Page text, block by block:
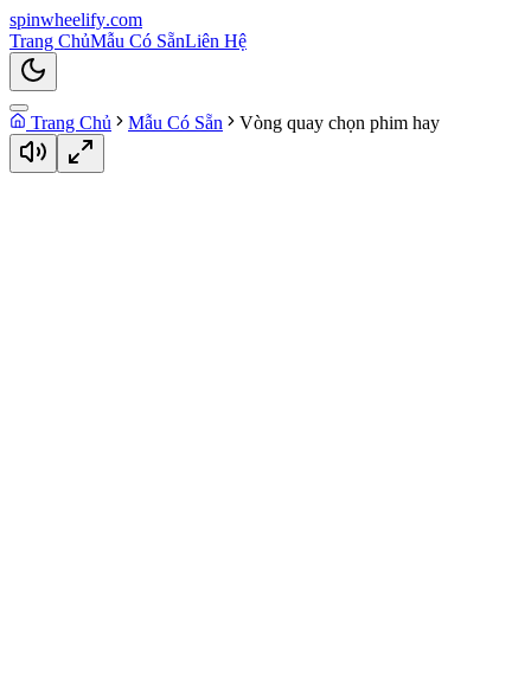
spinwheelify.com
Trang ChủMẫu Có SẵnLiên Hệ
Trang Chủ Mẫu Có Sẵn Vòng quay chọn phim hay